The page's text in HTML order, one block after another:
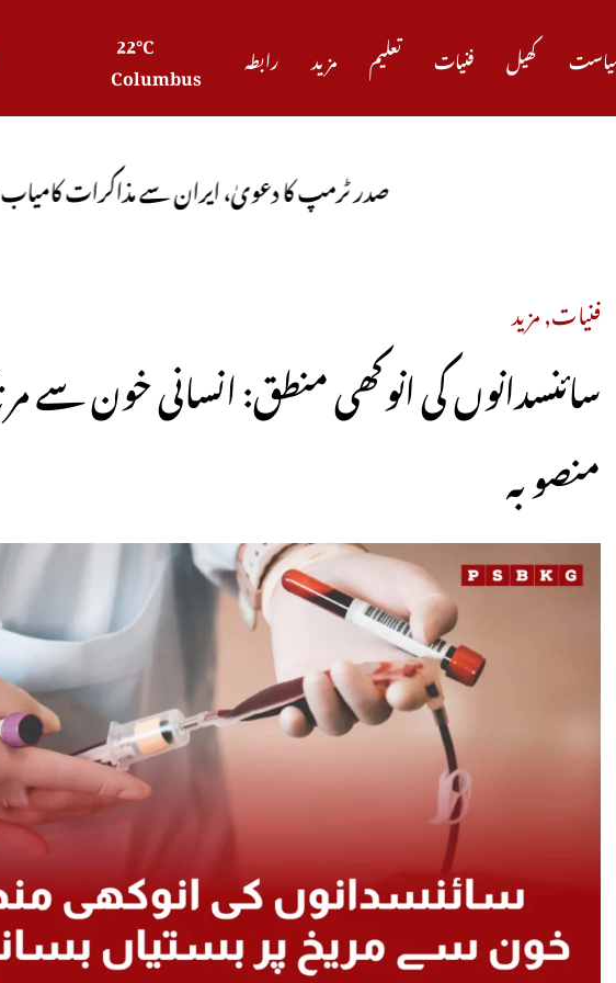
22°C
Columbus رابطہ مزید تعلیم فنیات کھیل
صدر ٹرمپ کا دعویٰ، ایران سے مذاکرات کامیاب ہوں گے، آبنائے ہرمز جلد
فنیات,مزید
سائنسدانوں کی انوکھی منطق: انسانی خون سے
منصوبہ